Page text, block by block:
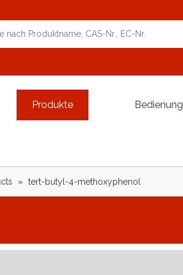
Produkte Bedienung
» tert-butyl-4-methoxyphenol